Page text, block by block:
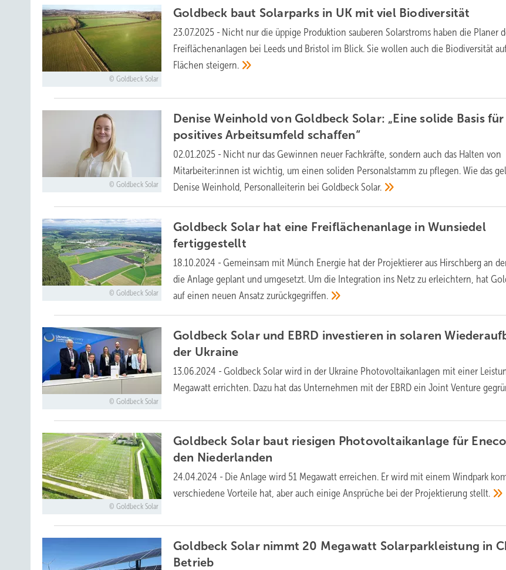
Goldbeck Solar
Goldbeck baut Solarparks in UK mit viel Biodiversität
23.07.2025 - Nicht nur die üppige Produktion sauberen Solarstroms haben die Planer
Freiflächenanlagen bei Leeds und Bristol im Blick. Sie wollen auch die Biodiversität
Flächensteigern.
Goldbeck Solar
Denise Weinhold von Goldbeck Solar: „Eine solide Basis für
positives Arbeitsumfeld schaffen“
02.01.2025 - Nicht nur das Gewinnen neuer Fachkräfte, sondern auch das Halten von
Mitarbeiter:innen ist wichtig, um einen soliden Personalstamm zu pflegen. Wie das
Denise Weinhold, Personalleiterin bei GoldbeckSolar.
Goldbeck Solar
Goldbeck Solar hat eine Freiflächenanlage in Wunsiedel
fertiggestellt
18.10.2024 - Gemeinsam mit Münch Energie hat der Projektierer aus Hirschberg an
die Anlage geplant und umgesetzt. Um die Integration ins Netz zu erleichtern, hat
auf einen neuen Ansatzzurückgegriffen.
Goldbeck Solar
Goldbeck Solar und EBRD investieren in solaren
der Ukraine
13.06.2024 - Goldbeck Solar wird in der Ukraine Photovoltaikanlagen mit einer
Megawatt errichten. Dazu hat das Unternehmen mit der EBRD ein Joint Venture
Goldbeck Solar
Goldbeck Solar baut riesigen Photovoltaikanlage für
den Niederlanden
24.04.2024 - Die Anlage wird 51 Megawatt erreichen. Er wird mit einem Windpark
verschiedene Vorteile hat, aber auch einige Ansprüche bei der Projektierungstellt.
Goldbeck Solar nimmt 20 Megawatt Solarparkleistung in
Betrieb